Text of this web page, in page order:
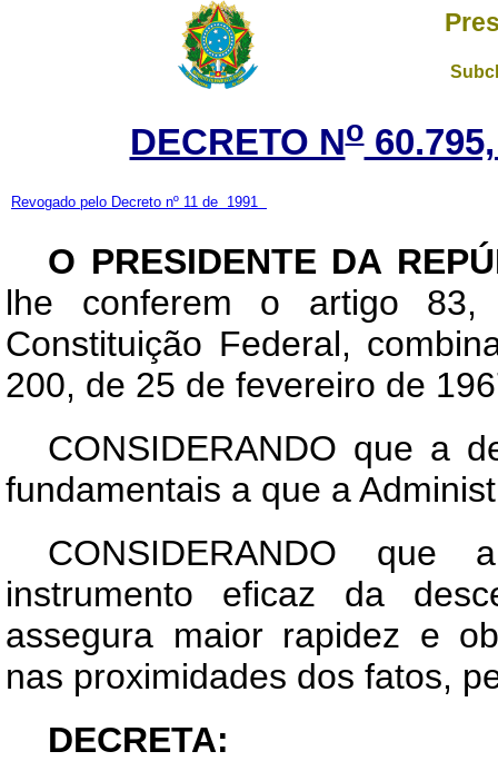
DECRETO No60.795,
Revogado pelo Decreto nº 11 de 1991
O PRESIDENTE DA
lhe conferem o artigo
Constituição Federal,
200, de 25 de fevereiro de
CONSIDERANDO que a
fundamentais a que a
CONSIDERANDO
instrumento eficaz da
assegura maior rapidez e
nas proximidades dos fatos,
DECRETA: